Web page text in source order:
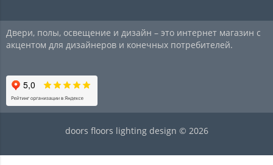
Двери, полы, освещение и дизайн – это интернет магазин с
акцентом для дизайнеров и конечных потребителей.
doors floors lighting design © 2026